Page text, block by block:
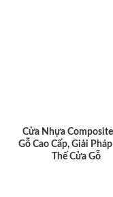
Cửa Nhựa Composite
Gỗ Cao Cấp, Giải
Thế Cửa Gỗ